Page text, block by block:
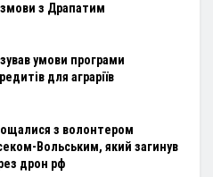
з Драпатим
умови програми
для аграріїв
з волонтером
Вольським, який загинув
дрон рф